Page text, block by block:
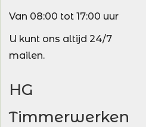
Van 08:00 tot 17:00 uur
U kunt ons altijd 24/7
mailen.
HG
Timmerwerken